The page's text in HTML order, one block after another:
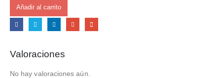
Añadir al carrito
Valoraciones
No hay valoraciones aún.